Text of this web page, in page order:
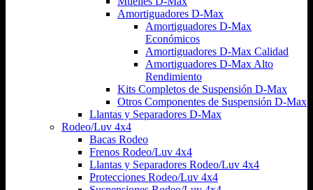
Amortiguadores D-Max
Amortiguadores D-Max
Económicos
Amortiguadores D-Max Calidad
Amortiguadores D-Max Alto
Rendimiento
Kits Completos de Suspensión D-Max
Otros Componentes de Suspensión D-Max
Llantas y Separadores D-Max
Rodeo/Luv 4x4
Bacas Rodeo
Frenos Rodeo/Luv 4x4
Llantas y Separadores Rodeo/Luv 4x4
Protecciones Rodeo/Luv 4x4